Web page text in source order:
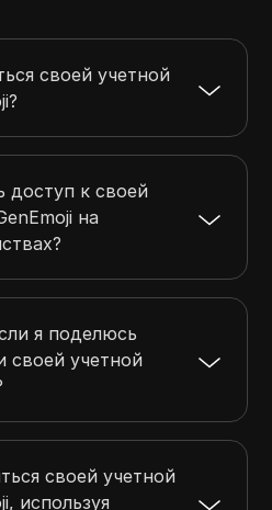
своей учетной
доступ к своей
на
я поделюсь
учетной
своей учетной
используя